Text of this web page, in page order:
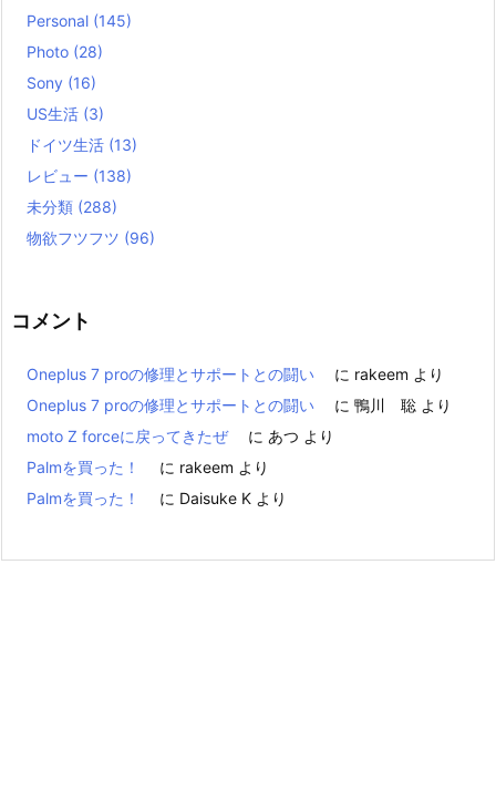
Personal (145)
Photo (28)
Sony (16)
US生活 (3)
ドイツ生活 (13)
レビュー (138)
未分類 (288)
物欲フツフツ (96)
コメント
Oneplus 7 proの修理とサポートとの闘い に rakeem より
Oneplus 7 proの修理とサポートとの闘い
に 鴨川 聡 より
moto Z forceに戻ってきたぜ
に あつ より
Palmを買った！
に rakeem より
Palmを買った！
に Daisuke K より